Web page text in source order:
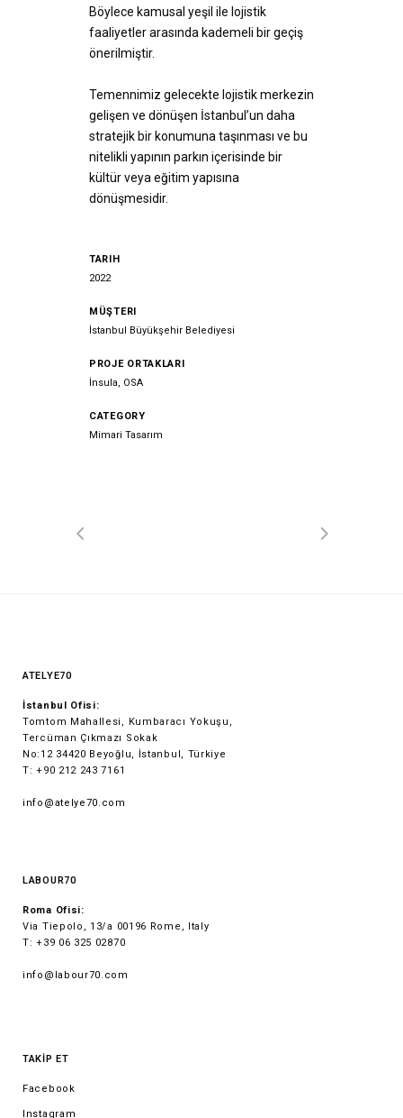
Böylece kamusal yeşil ile lojistik
faaliyetler arasında kademeli bir geçiş
önerilmiştir.
Temennimiz gelecekte lojistik merkezin
gelişen ve dönüşen İstanbul’un daha
stratejik bir konumuna taşınması ve bu
nitelikli yapının parkın içerisinde bir
kültür veya eğitim yapısına
dönüşmesidir.
TARIH
2022
MÜŞTERI
İstanbul Büyükşehir Belediyesi
PROJE ORTAKLARI
İnsula, OSA
CATEGORY
Mimari Tasarım
ATELYE70
İstanbul Ofisi:
Tomtom Mahallesi, Kumbaracı Yokuşu,
Tercüman Çıkmazı Sokak
No:12 34420 Beyoğlu, İstanbul, Türkiye
T: +90 212 243 7161
info@atelye70.com
LABOUR70
Roma Ofisi:
Via Tiepolo, 13/a 00196 Rome, Italy
T: +39 06 325 02870
info@labour70.com
TAKİP ET
Facebook
Instagram